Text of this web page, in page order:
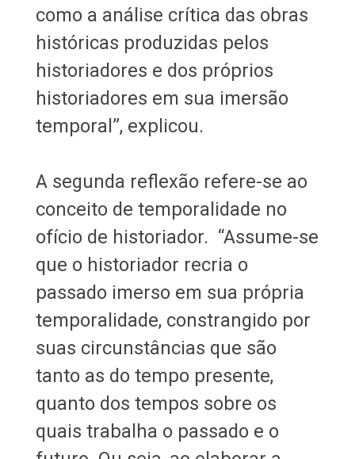
como a análise crítica das obras
históricas produzidas pelos
historiadores e dos próprios
historiadores em sua imersão
temporal”, explicou.
A segunda reflexão refere-se ao
conceito de temporalidade no
ofício de historiador. “Assume-se
que o historiador recria o
passado imerso em sua própria
temporalidade, constrangido por
suas circunstâncias que são
tanto as do tempo presente,
quanto dos tempos sobre os
quais trabalha o passado e o